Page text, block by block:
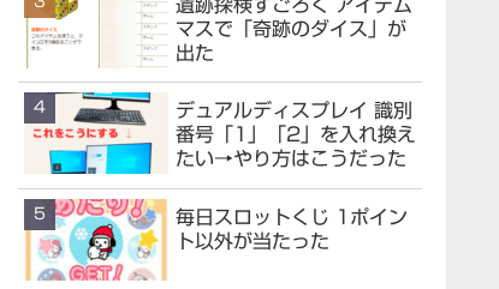
遺跡探検すごろく アイテム
マスで「奇跡のダイス」が
出た
デュアルディスプレイ 識別
番号「1」「2」を入れ換え
たい→やり方はこうだった
毎日スロットくじ 1ポイン
ト以外が当たった